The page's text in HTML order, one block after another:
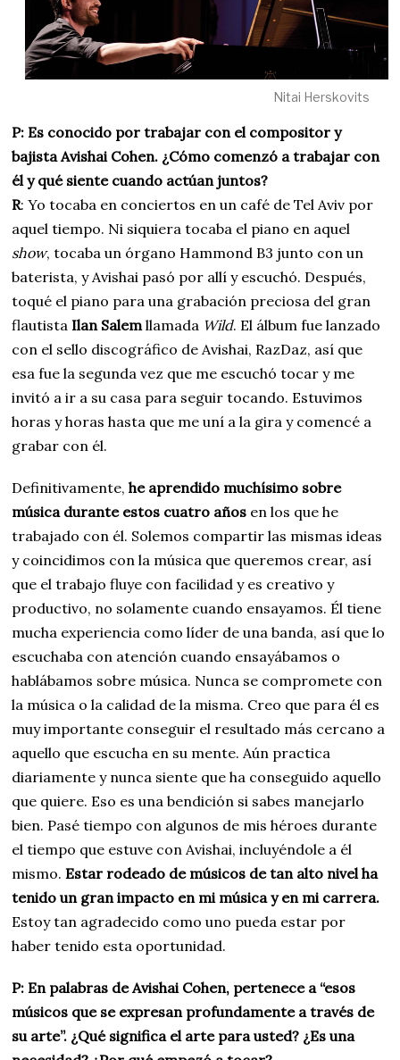
Nitai Herskovits
P: Es conocido por trabajar con el compositor y
bajista Avishai Cohen. ¿Cómo comenzó a trabajar con
él y qué siente cuando actúan juntos?
R: Yo tocaba en conciertos en un café de Tel Aviv por
aquel tiempo. Ni siquiera tocaba el piano en aquel
show, tocaba un órgano Hammond B3 junto con un
baterista, y Avishai pasó por allí y escuchó. Después,
toqué el piano para una grabación preciosa del gran
flautistaIlan Salemllamada Wild. El álbum fue lanzado
con el sello discográfico de Avishai, RazDaz, así que
esa fue la segunda vez que me escuchó tocar y me
invitó a ir a su casa para seguir tocando. Estuvimos
horas y horas hasta que me uní a la gira y comencé a
grabar con él.
Definitivamente,he aprendido muchísimo sobre
música durante estos cuatro años en los que he
trabajado con él. Solemos compartir las mismas ideas
y coincidimos con la música que queremos crear, así
que el trabajo fluye con facilidad y es creativo y
productivo, no solamente cuando ensayamos. Él tiene
mucha experiencia como líder de una banda, así que lo
escuchaba con atención cuando ensayábamos o
hablábamos sobre música. Nunca se compromete con
la música o la calidad de la misma. Creo que para él es
muy importante conseguir el resultado más cercano a
aquello que escucha en su mente. Aún practica
diariamente y nunca siente que ha conseguido aquello
que quiere. Eso es una bendición si sabes manejarlo
bien. Pasé tiempo con algunos de mis héroes durante
el tiempo que estuve con Avishai, incluyéndole a él
mismo. Estar rodeado de músicos de tan alto nivel ha
tenido un gran impacto en mi música y en mi carrera.
Estoy tan agradecido como uno pueda estar por
haber tenido esta oportunidad.
P: En palabras de Avishai Cohen, pertenece a “esos
músicos que se expresan profundamente a través de
su arte”. ¿Qué significa el arte para usted? ¿Es una